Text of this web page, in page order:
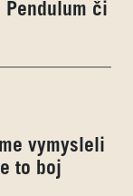
Pendulum či
vymysleli
to boj